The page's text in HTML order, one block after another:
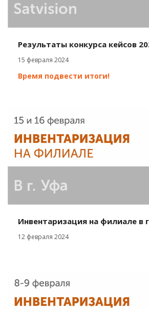
Результаты конкурса кейсов
15 февраля 2024
Время подвести итоги!
Инвентаризация на филиале в
12 февраля 2024